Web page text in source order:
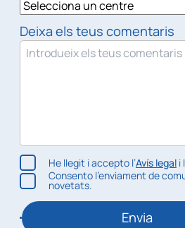
Deixa els teus comentaris
He llegit i accepto l’Avís legali
Consento l’enviament de
novetats.
Envia